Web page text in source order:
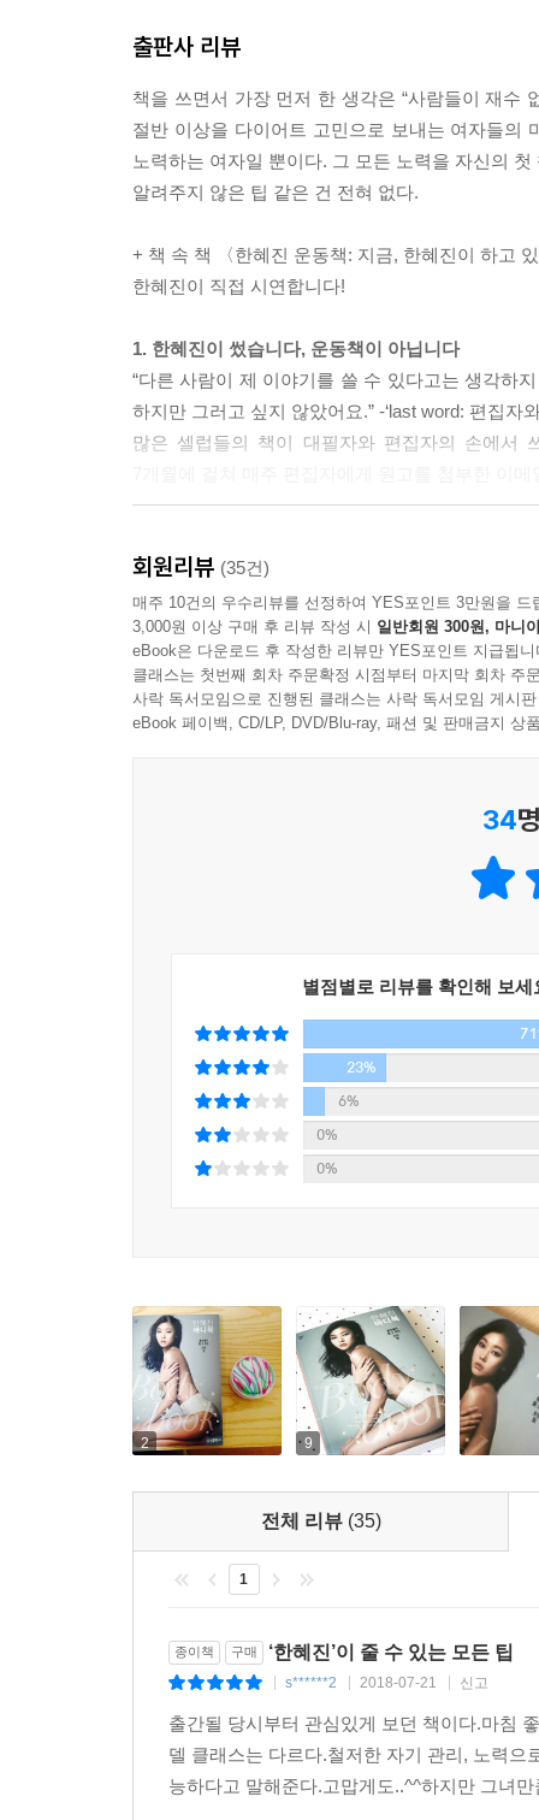
-‘체중계가 독? 나는 약이라고 생각해’
부디 헬스장에서는 최대한 내 몸을 잘 살필 수 있
한다. 애정 어린 눈으로 사랑하는 사람을 보듯 봐
있었고, 무너져버린 내 몸이 실망스러워서 헐렁한
다워질 수 있다.
“You are what you eat!”
나다고 흉보는 사람은 나중에 도시락의 매력을 알
-‘10년 만에 다시 싸는 도시락’
나는 이제 알 수 없는 성분으로 가득한 바디로션
-‘코코넛 오일에 홀릭하다’
--- 본문 중에서
출판사 리뷰
책을 쓰면서 가장 먼저 한 생각은 “사람들이 재수
절반 이상을 다이어트 고민으로 보내는 여자들의
노력하는 여자일 뿐이다. 그 모든 노력을 자신의
알려주지 않은 팁 같은 건 전혀 없다.
+ 책 속 책 〈한혜진 운동책: 지금, 한혜진이 하고
한혜진이 직접 시연합니다!
1. 한혜진이 썼습니다, 운동책이 아닙니다
“다른 사람이 제 이야기를 쓸 수 있다고는 생각하
하지만 그러고 싶지 않았어요.” -‘last word: 편집자
많은 셀럽들의 책이 대필자와 편집자의 손에서
talk’ 중에서
한혜진은 운동을 잘한다. 수년 동안 매일 2
유산소운동이고, 2kg짜리 덤벨만 있으면 10분 만
가장 솔직하게 자신의 몸이 무너진 순간을 고백
가지다. 더 많은 여자가 스스로를 가꾸고, 그래서
“자신을 가꾸는 일을 ‘시작’하세요.” 이 책을 통
뷰티, 멘탈 관리 노하우를 차근차근 알려준다.
만드는 법, 다이어트를 하면서 초콜릿과 짜장면
아무나 할 수 있는 이야기가 아니다. 수도 없이 경
4. 1권 같은 책 속 책, 〈한혜진 운동책〉
회원리뷰 (35건)
매주 10건의 우수리뷰를 선정하여 YES포인트 3만원을 드
3,000원 이상 구매 후 리뷰 작성 시 일반회원 300원, 마니
eBook은 다운로드 후 작성한 리뷰만 YES포인트 지급됩니
클래스는 첫번째 회차 주문확정 시점부터 마지막 회차 주
사락 독서모임으로 진행된 클래스는 사락 독서모임 게시
eBook 페이백, CD/LP, DVD/Blu-ray, 패션 및 판매금지 상
34
별점별로 리뷰를 확인해 보세
23%
6%
0%
0%
2 9
전체 리뷰 (35)
1
종이책 구매 ‘한혜진’이 줄 수 있는 모든 팁
s******2 2018-07-21 신고
출간될 당시부터 관심있게 보던 책이다.마침
델 클래스는 다르다.철저한 자기 관리, 노력으
능하다고 말해준다.고맙게도..^^하지만 그녀